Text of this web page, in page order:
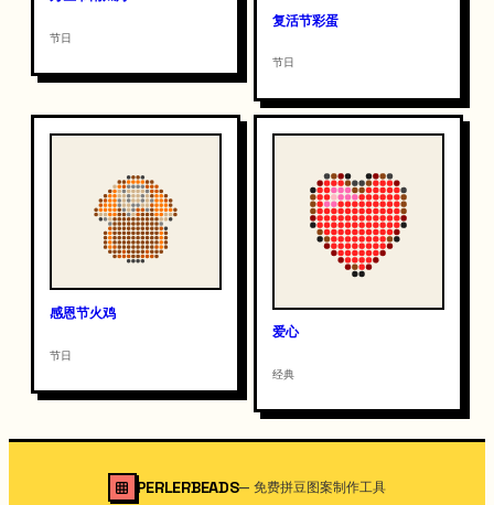
节日
复活节彩蛋
节日
感恩节火鸡
节日
爱心
经典
PERLERBEADS—免费拼豆图案制作工具